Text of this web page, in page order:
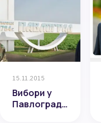
15.11.2015
Вибори у
Павлограді: